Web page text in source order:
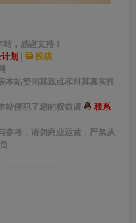
，感谢支持！
划 | 投稿
本站赞同其观点和对其真实性
站侵犯了您的权益请
联系
参考，请勿商业运营，严禁从